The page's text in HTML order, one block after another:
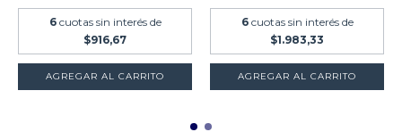
6 cuotas sin interés de
$916,67
AGREGAR AL CARRITO
6 cuotas sin interés de
$1.983,33
AGREGAR AL CARRITO